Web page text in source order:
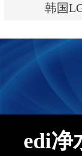
韩国
edi净